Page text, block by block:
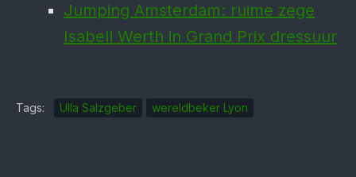
Jumping Amsterdam: ruime zege
Isabell Werth in Grand Prix dressuur
Tags: Ulla Salzgeber wereldbeker Lyon